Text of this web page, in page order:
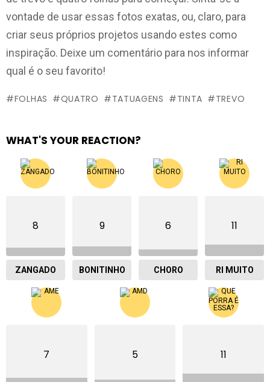
vontade de usar essas fotos exatas, ou, claro, para
criar seus próprios projetos usando estes como
inspiração. Deixe um comentário para nos informar
qual é o seu favorito!
FOLHAS QUATRO TATUAGENS TINTA TREVO
WHAT'S YOUR REACTION?
8
ZANGADO
9
BONITINHO
6
CHORO
11
RI MUITO
7 5 11